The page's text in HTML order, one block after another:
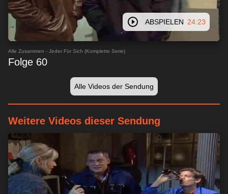
ABSPIELEN 24:23
Alle Zusammen - Jeder Für Sich (Komplette Serie)
Folge 60
Alle Videos der Sendung
Weitere Videos dieser Sendung